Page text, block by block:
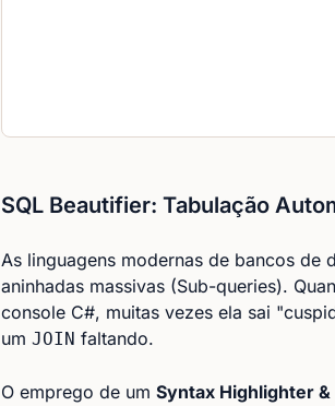
SQL Beautifier: Tabulação
As linguagens modernas de bancos de
aninhadas massivas (Sub-queries).
console C#, muitas vezes ela sai
um JOIN faltando.
O emprego de um Syntax Highlighter